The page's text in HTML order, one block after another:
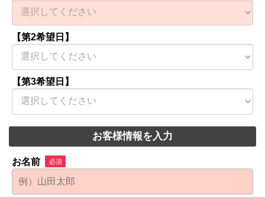
【第2希望日】
【第3希望日】
お客様情報を入力
お名前 必須